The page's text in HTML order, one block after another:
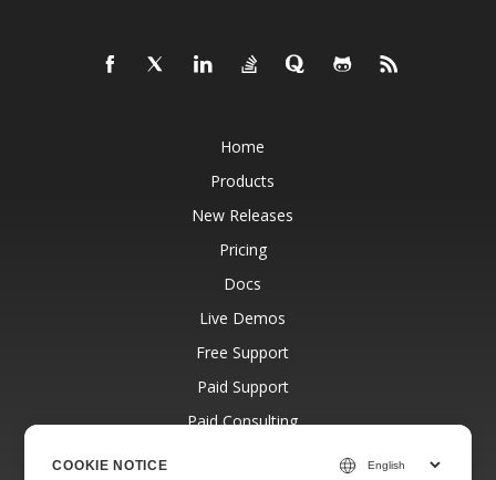
Home
Products
New Releases
Pricing
Docs
Live Demos
Free Support
Paid Support
Paid Consulting
COOKIE NOTICE